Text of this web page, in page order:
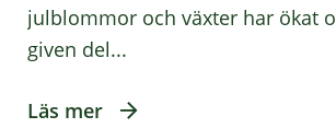
julblommor och växter har ökat
given del...
Läs mer